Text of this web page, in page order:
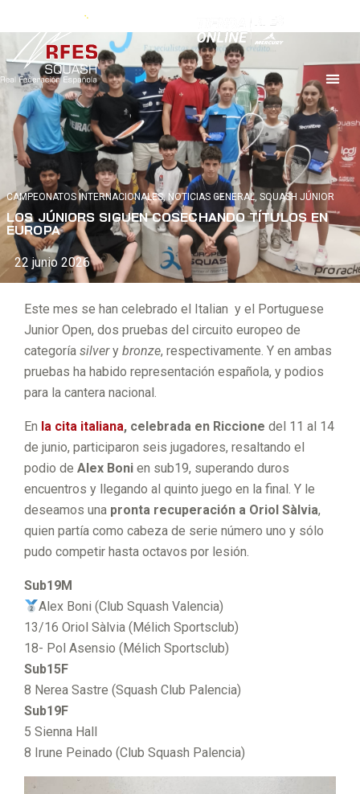
CAMPEONATOS INTERNACIONALES, NOTICIAS GENERAL,SQUASH JÚNIOR
LOS JÚNIORS SIGUEN COSECHANDO TÍTULOS EN
EUROPA
22 junio 2026
Este mes se han celebrado el Italian y el Portuguese
Junior Open, dos pruebas del circuito europeo de
categoría silvery bronze, respectivamente. Y en ambas
pruebas ha habido representación española, y podios
para la cantera nacional.
En la cita italiana, celebrada en Riccione del 11 al 14
de junio, participaron seis jugadores, resaltando el
podio de Alex Boni en sub19, superando duros
encuentros y llegando al quinto juego en la final. Y le
deseamos una pronta recuperación a Oriol Sàlvia,
quien partía como cabeza de serie número uno y sólo
pudo competir hasta octavos por lesión.
Sub19M
Alex Boni (Club Squash Valencia)
13/16 Oriol Sàlvia (Mélich Sportsclub)
18- Pol Asensio (Mélich Sportsclub)
Sub15F
8 Nerea Sastre (Squash Club Palencia)
Sub19F
5 Sienna Hall
8 Irune Peinado (Club Squash Palencia)